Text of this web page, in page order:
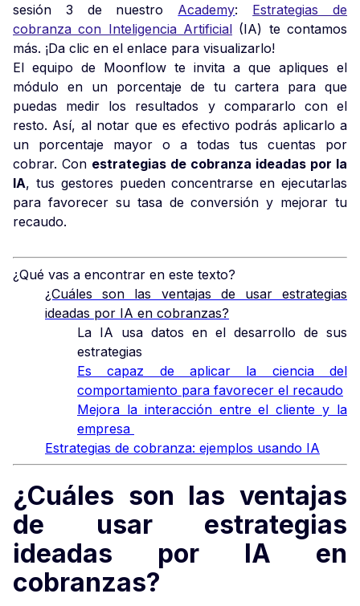
sesión 3 de nuestro Academy: Estrategias de
cobranza con Inteligencia Artificial (IA) te contamos
más. ¡Da clic en el enlace para visualizarlo!
El equipo de Moonflow te invita a que apliques el
módulo en un porcentaje de tu cartera para que
puedas medir los resultados y compararlo con el
resto. Así, al notar que es efectivo podrás aplicarlo a
un porcentaje mayor o a todas tus cuentas por
cobrar. Con estrategias de cobranza ideadas por la
IA, tus gestores pueden concentrarse en ejecutarlas
para favorecer su tasa de conversión y mejorar tu
recaudo.
¿Qué vas a encontrar en este texto?
¿Cuáles son las ventajas de usar estrategias
ideadas por IA en cobranzas?
La IA usa datos en el desarrollo de sus
estrategias
Es capaz de aplicar la ciencia del
comportamiento para favorecer el recaudo
Mejora la interacción entre el cliente y la
empresa
Estrategias de cobranza: ejemplos usando IA
¿Cuáles son las ventajas
de usar estrategias
ideadas por IA en
cobranzas?